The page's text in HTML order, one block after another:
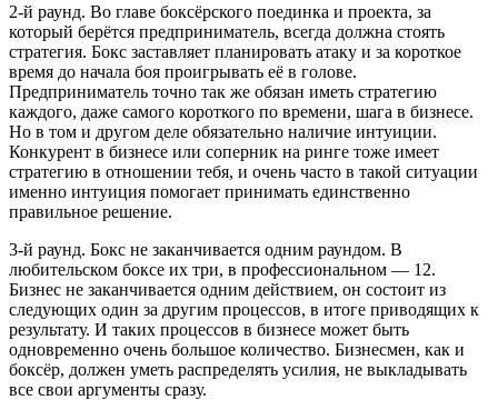
2-й раунд. Во главе боксёрского поединка и проекта, за
который берётся предприниматель, всегда должна стоять
стратегия. Бокс заставляет планировать атаку и за короткое
время до начала боя проигрывать её в голове.
Предприниматель точно так же обязан иметь стратегию
каждого, даже самого короткого по времени, шага в бизнесе.
Но в том и другом деле обязательно наличие интуиции.
Конкурент в бизнесе или соперник на ринге тоже имеет
стратегию в отношении тебя, и очень часто в такой ситуации
именно интуиция помогает принимать единственно
правильное решение.
3-й раунд. Бокс не заканчивается одним раундом. В
любительском боксе их три, в профессиональном — 12.
Бизнес не заканчивается одним действием, он состоит из
следующих один за другим процессов, в итоге приводящих к
результату. И таких процессов в бизнесе может быть
одновременно очень большое количество. Бизнесмен, как и
боксёр, должен уметь распределять усилия, не выкладывать
все свои аргументы сразу.